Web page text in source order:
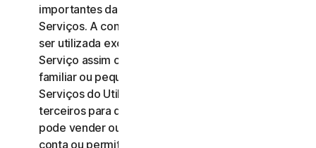
importantes da NortonLifeLock relativamente aos
Serviços. A conta do Utilizador é pessoal e deve
ser utilizada exclusivamente pelo mesmo (ou, se o
Serviço assim o permitir, pelo seu agregado
familiar ou pequena empresa) para gerir os
Serviços do Utilizador e não deve ser utilizada por
terceiros para qualquer finalidade. O Utilizador não
pode vender ou transferir as credenciais da sua
conta ou permitir que outras pessoas utilizem essas